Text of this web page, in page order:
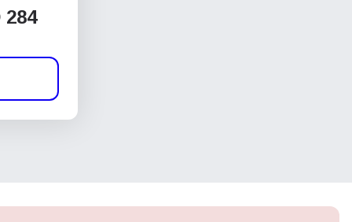
284